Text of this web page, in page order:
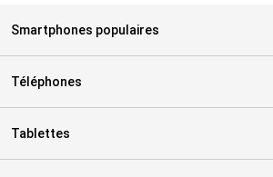
Smartphones populaires
Téléphones
Tablettes